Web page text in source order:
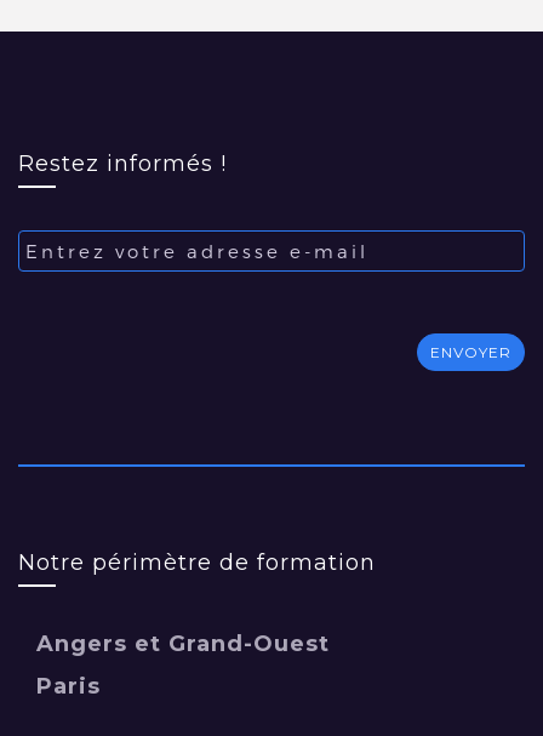
Restez informés !
Notre périmètre de formation
Angers et Grand-Ouest
Paris